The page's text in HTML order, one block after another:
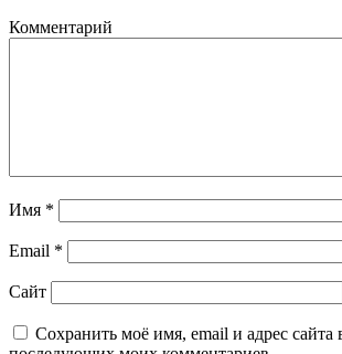
Комментарий
Имя *
Email *
Сайт
Сохранить моё имя, email и адрес сайта